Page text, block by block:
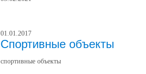
01.01.2017
Спортивные объекты
спортивные объекты